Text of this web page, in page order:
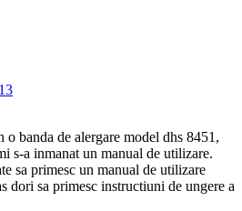
banda de alergare model dhs 8451,
s-a inmanat un manual de utilizare.
sa primesc un manual de utilizare
dori sa primesc instructiuni de ungere a